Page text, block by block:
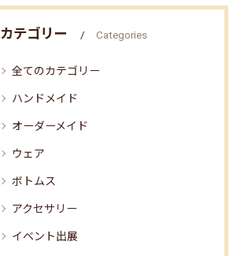
カテゴリー Categories
全てのカテゴリー
ハンドメイド
オーダーメイド
ウェア
ボトムス
アクセサリー
イベント出展